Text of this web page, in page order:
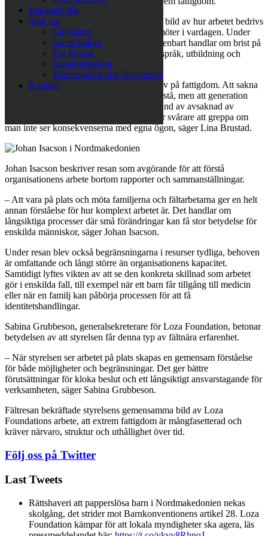
Engagera dig
Stöd oss
Gåvoshop
Ge ett bidrag
För företag
Skattereduktion
Minnesgåvor och Testamente
Kontakt
Resan syftade till att ge styrelsen en tydlig bild av hur arbetet bedrivs
på plats och vilka utmaningar familjerna möter i vardagen. Under
besöken blev det tydligt att fattigdom inte enbart handlar om brist på
mat eller pengar, utan också om identitet, språk, utbildning och
tillgång till samhällsservice.
– För mig innebar resan helt nya perspektiv på fattigdom. Att sakna
mat för dagen är konkret och lättare att förstå, men att generation
efter generation bli kvar i fattigdom på grund av avsaknad av
identitetshandlingar, språk och skolgång är svårare att greppa om
man inte ser konsekvenserna med egna ögon, säger Lina Brustad.
Johan Isacson beskriver resan som avgörande för att förstå
organisationens arbete bortom rapporter och sammanställningar.
– Att vara på plats och möta familjerna och fältarbetarna ger en helt
annan förståelse för hur komplext arbetet är. Det handlar om
långsiktiga processer där små förändringar kan få stor betydelse för
enskilda människor, säger Johan Isacson.
Under resan blev också begränsningarna i resurser tydliga, behoven
är omfattande och långt större än organisationens kapacitet.
Samtidigt lyftes vikten av att se den konkreta skillnad som arbetet
gör i enskilda fall, till exempel när ett barn får tillgång till medicin
eller när en familj kan påbörja processen för att få
identitetshandlingar.
Sabina Grubbeson, generalsekreterare för Loza Foundation, betonar
betydelsen av att styrelsen får denna typ av fältnära erfarenhet.
– När styrelsen ser arbetet på plats skapas en gemensam förståelse
för både möjligheter och begränsningar. Det ger bättre
förutsättningar för kloka beslut och ett långsiktigt ansvarstagande för
verksamheten, säger Sabina Grubbeson.
Fältresan bekräftade styrelsens gemensamma bild av Loza
Foundations arbete, att extrem fattigdom är mångfasetterad och
kräver närvaro, struktur och uthållighet över tid.
Följ oss på Twitter
Last Tweets
Rättshaveri att papperslösa barn i Nordmakedonien nekas
skolgång, det strider mot Barnkonventionens artikel 28. Loza
Foundation kämpar för att lokala myndigheter ska agera, läs